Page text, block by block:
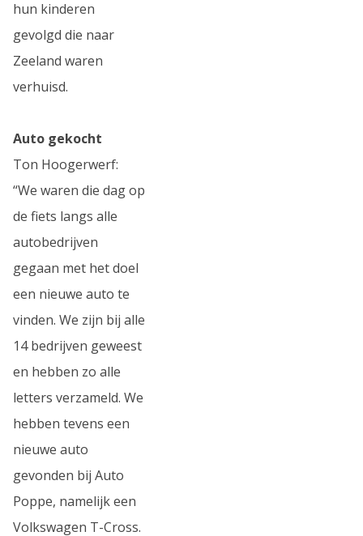
hun kinderen
gevolgd die naar
Zeeland waren
verhuisd.
Auto gekocht
Ton Hoogerwerf:
“We waren die dag op
de fiets langs alle
autobedrijven
gegaan met het doel
een nieuwe auto te
vinden. We zijn bij alle
14 bedrijven geweest
en hebben zo alle
letters verzameld. We
hebben tevens een
nieuwe auto
gevonden bij Auto
Poppe, namelijk een
Volkswagen T-Cross.